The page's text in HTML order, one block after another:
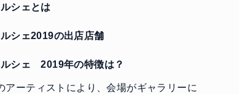
シェとは
シェ2019の出店店舗
シェ 2019年の特徴は？
アーティストにより、会場がギャラリーに